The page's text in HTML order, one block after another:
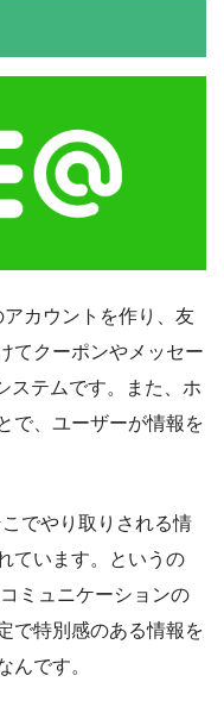
カウントを作り、友
てクーポンやメッセー
ステムです。また、ホ
で、ユーザーが情報を
でやり取りされる情
ています。というの
ミュニケーションの
で特別感のある情報を
んです。